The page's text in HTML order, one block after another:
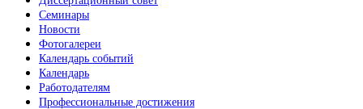
Семинары
Новости
Фотогалереи
Календарь событий
Календарь
Работодателям
Профессиональные достижения